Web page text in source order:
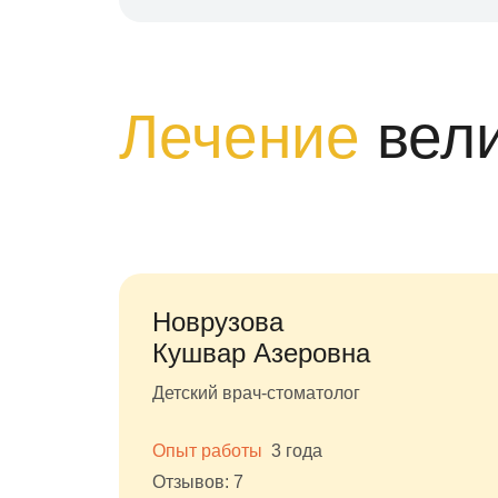
Лечение
Новрузова
Кушвар Азеровна
Детский врач-стоматолог
Опыт работы 3 года
Отзывов: 7